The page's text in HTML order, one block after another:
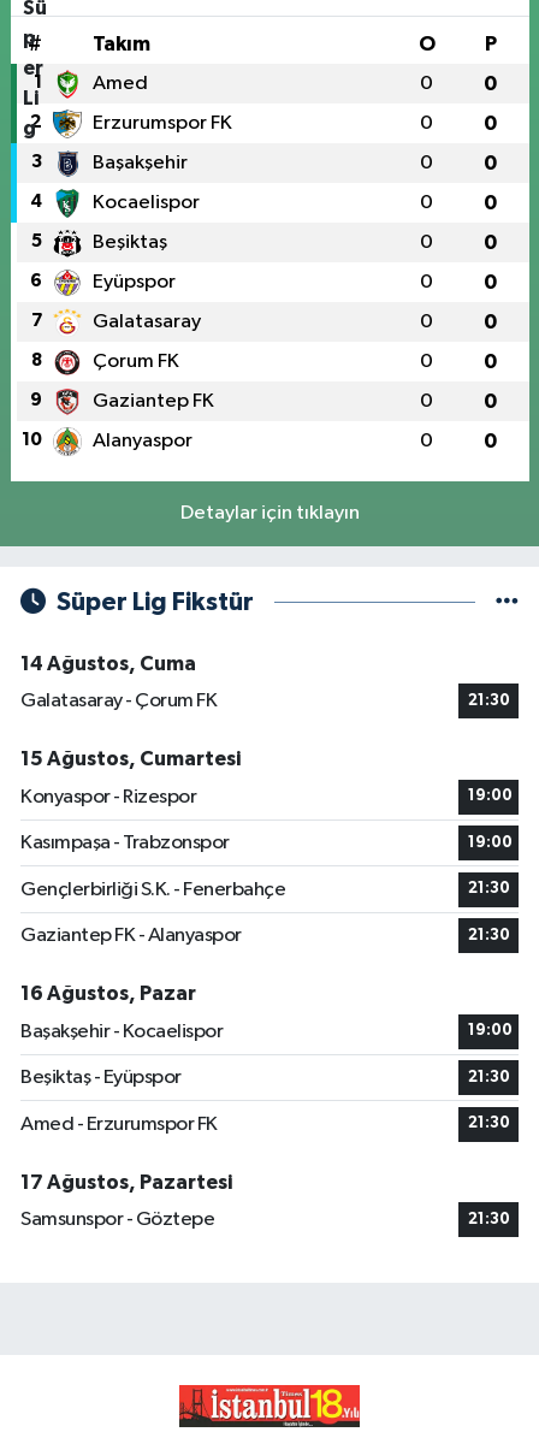
# Takım O P
1 Amed 0 0
2 Erzurumspor FK 0 0
3 Başakşehir 0 0
4 Kocaelispor 0 0
5 Beşiktaş 0 0
6 Eyüpspor 0 0
7 Galatasaray 0 0
8 Çorum FK 0 0
9 Gaziantep FK 0 0
10 Alanyaspor 0 0
Detaylar için tıklayın
Süper Lig Fikstür
14 Ağustos, Cuma
Galatasaray - Çorum FK
21:30
15 Ağustos, Cumartesi
Konyaspor - Rizespor
19:00
Kasımpaşa - Trabzonspor 19:00
Gençlerbirliği S.K. - Fenerbahçe 21:30
Gaziantep FK - Alanyaspor 21:30
16 Ağustos, Pazar
Başakşehir - Kocaelispor
19:00
Beşiktaş - Eyüpspor 21:30
Amed - Erzurumspor FK 21:30
17 Ağustos, Pazartesi
Samsunspor - Göztepe
21:30